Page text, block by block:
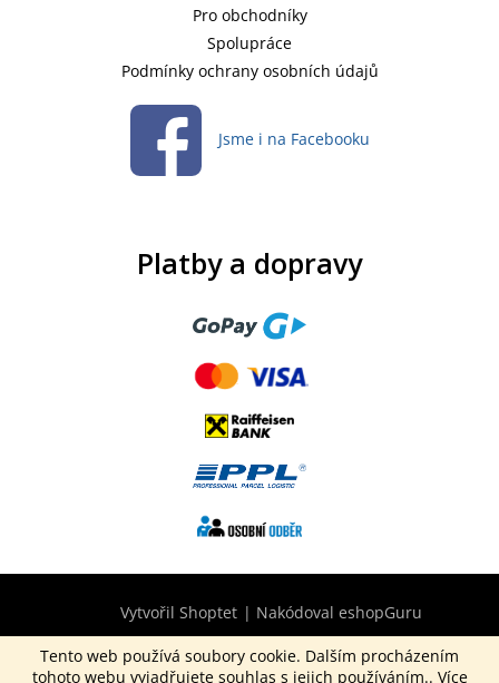
Tento web používá soubory cookie. Dalším procházením
tohoto webu vyjadřujete souhlas s jejich používáním.. Více
Pro obchodníky
Spolupráce
Podmínky ochrany osobních údajů
Jsme i na Facebooku
Platby a dopravy
Vytvořil Shoptet | Nakódoval eshopGuru